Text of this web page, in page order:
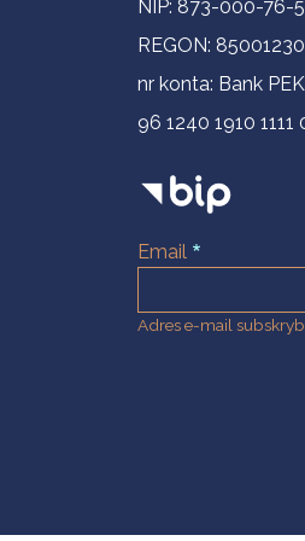
NIP: 873-000-76-
REGON:
nr konta: Bank
96 1240 1910
Email
Adres e-mail